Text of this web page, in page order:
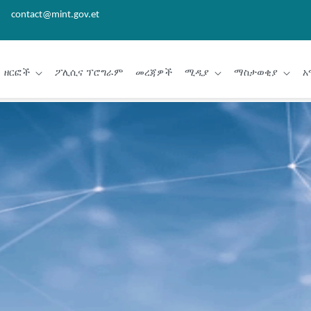
contact@mint.gov.et
ዘርፎች ፖሊሲና ፕሮግራም መረጃዎች ሚዲያ ማስታወቂያ